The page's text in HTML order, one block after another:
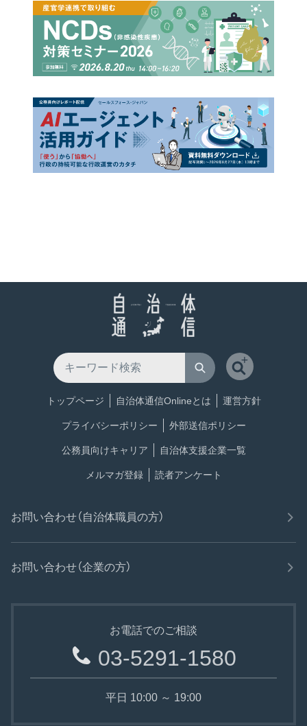
トップページ 自治体通信Onlineとは 運営方針
プライバシーポリシー 外部送信ポリシー
公務員向けキャリア 自治体支援企業一覧
メルマガ登録 読者アンケート
お問い合わせ（自治体職員の方）
お問い合わせ（企業の方）
お電話でのご相談
03-5291-1580
平日 10:00 ～ 19:00